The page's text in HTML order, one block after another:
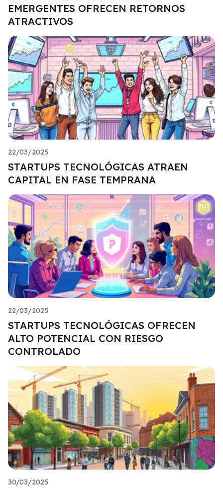
EMERGENTES OFRECEN RETORNOS
ATRACTIVOS
22/03/2025
STARTUPS TECNOLÓGICAS ATRAEN
CAPITAL EN FASE TEMPRANA
22/03/2025
STARTUPS TECNOLÓGICAS OFRECEN
ALTO POTENCIAL CON RIESGO
CONTROLADO
30/03/2025